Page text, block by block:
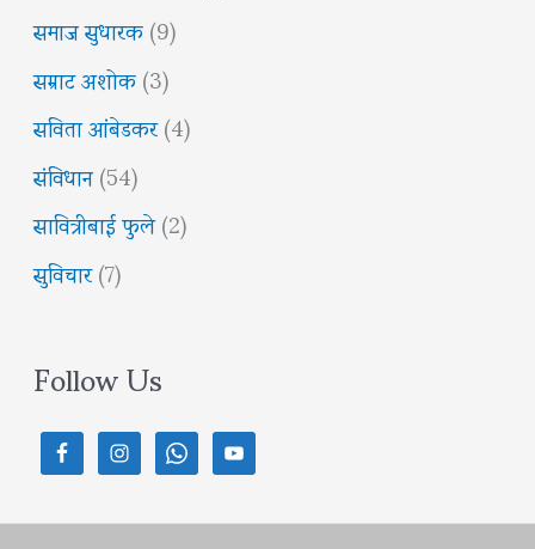
समाज सुधारक(9)
सम्राट अशोक(3)
सविता आंबेडकर(4)
संविधान(54)
सावित्रीबाई फुले(2)
सुविचार(7)
Follow Us